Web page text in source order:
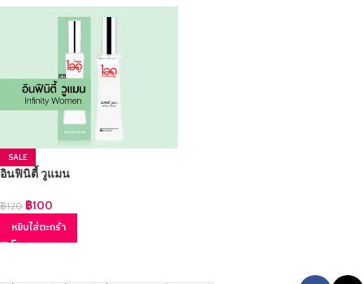
SALE
อินฟินิตี้ วูแมน
฿120 ฿100
หยิบใส่ตะกร้า